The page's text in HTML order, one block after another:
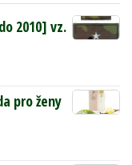
2010] vz.
pro ženy